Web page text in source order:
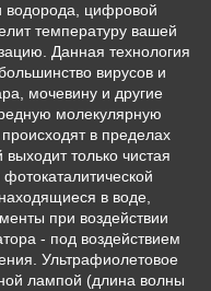
водорода, цифровой
температуру вашей
Данная технология
вирусов и
мочевину и другие
молекулярную
в пределах
только чистая
в воде,
при воздействии
- под воздействием
Ультрафиолетовое
лампой (длина волны